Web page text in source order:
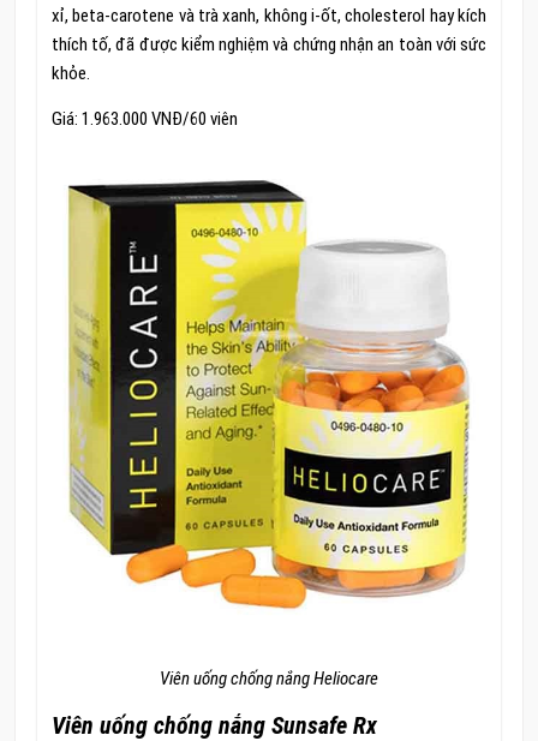
xỉ, beta-carotene và trà xanh, không i-ốt, cholesterol hay kích
thích tố, đã được kiểm nghiệm và chứng nhận an toàn với sức
khỏe.
Giá: 1.963.000 VNĐ/60 viên
Viên uống chống nắng Heliocare
Viên uống chống nắng Sunsafe Rx